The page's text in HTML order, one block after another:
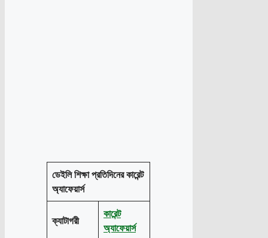
ডেইলি শিক্ষা প্রতিদিনের কারেন্ট
অ্যাফেয়ার্স
ক্যাটাগরী
কারেন্ট
অ্যাফেয়ার্স